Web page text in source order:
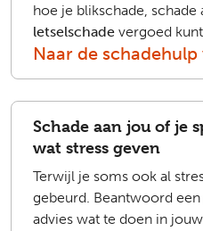
hoe je blikschade, schade
letselschade vergoed
Naar de
Schade aan jou of je
wat stress geven
Terwijl je soms ook al
gebeurd. Beantwoord
advies wat te doen in jouw